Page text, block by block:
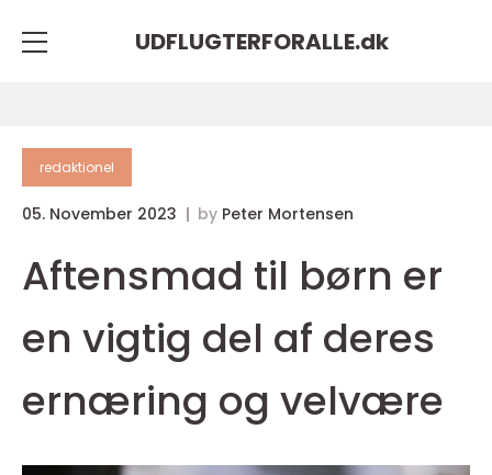
UDFLUGTERFORALLE.dk
redaktionel
05. November 2023 by Peter Mortensen
Aftensmad til børn er
en vigtig del af deres
ernæring og velvære